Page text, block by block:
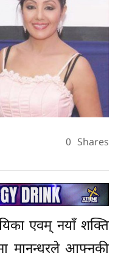
0 Shares
एवम् नयाँ शक्ति
मानन्धरले आफ्नकी